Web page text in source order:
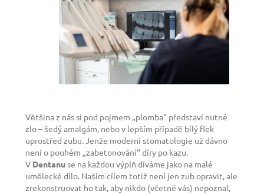
Většina z nás si pod pojmem „plomba“ představí nutné
zlo – šedý amalgám, nebo v lepším případě bílý flek
uprostřed zubu. Jenže moderní stomatologie už dávno
není o pouhém „zabetonování“ díry po kazu.
V Dentanuse na každou výplň díváme jako na malé
umělecké dílo. Naším cílem totiž není jen zub opravit, ale
zrekonstruovat ho tak, aby nikdo (včetně vás) nepoznal,